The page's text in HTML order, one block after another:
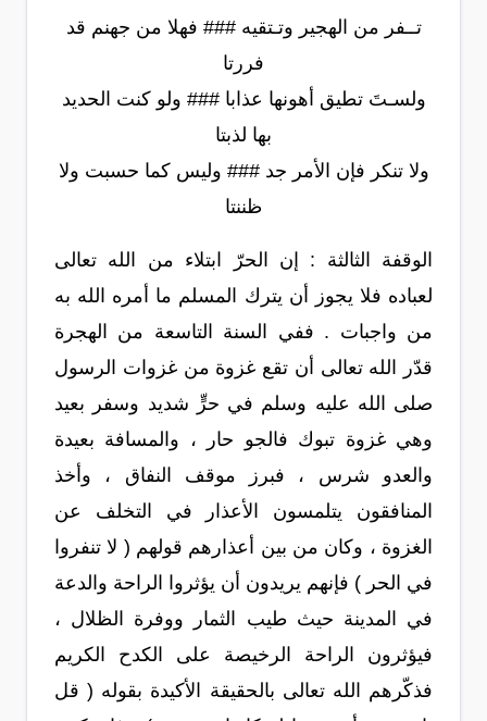
تــفر من الهجير وتـتقيه ### فهلا من جهنم قد
فررتا
ولسـتَ تطيق أهونها عذابا ### ولو كنت الحديد
بها لذبتا
ولا تنكر فإن الأمر جد ### وليس كما حسبت ولا
ظننتا
الوقفة الثالثة : إن الحرّ ابتلاء من الله تعالى
لعباده فلا يجوز أن يترك المسلم ما أمره الله به
من واجبات . ففي السنة التاسعة من الهجرة
قدّر الله تعالى أن تقع غزوة من غزوات الرسول
صلى الله عليه وسلم في حرٍّ شديد وسفر بعيد
وهي غزوة تبوك فالجو حار ، والمسافة بعيدة
والعدو شرس ، فبرز موقف النفاق ، وأخذ
المنافقون يتلمسون الأعذار في التخلف عن
الغزوة ، وكان من بين أعذارهم قولهم ( لا تنفروا
في الحر ) فإنهم يريدون أن يؤثروا الراحة والدعة
في المدينة حيث طيب الثمار ووفرة الظلال ،
فيؤثرون الراحة الرخيصة على الكدح الكريم
فذكّرهم الله تعالى بالحقيقة الأكيدة بقوله ( قل